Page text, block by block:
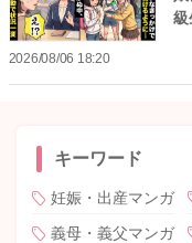
級
2026/08/06 18:20
キーワード
妊娠・出産マンガ
義母・義父マンガ